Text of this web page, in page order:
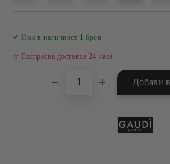
✔ Има в наличност 1 броя
✫ Експресна доставка 24 часа